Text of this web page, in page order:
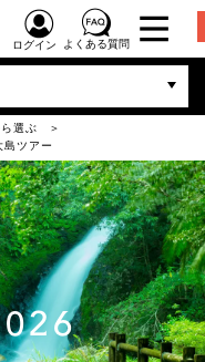
ログイン よくある質問
選ぶ
島ツアー